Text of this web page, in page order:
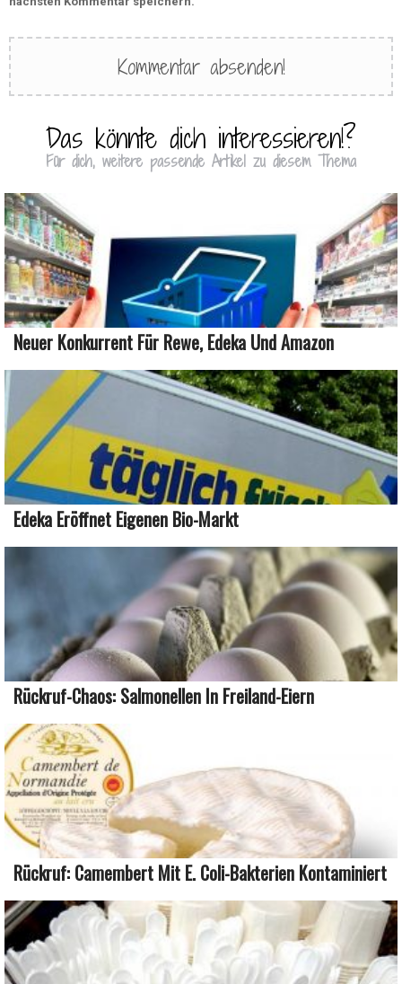
Das könnte dich interessieren!?
Für dich, weitere passende Artikel zu diesem Thema
Neuer Konkurrent Für Rewe, Edeka Und Amazon
Edeka Eröffnet Eigenen Bio-Markt
Rückruf-Chaos: Salmonellen In Freiland-Eiern
Rückruf: Camembert Mit E. Coli-Bakterien Kontaminiert